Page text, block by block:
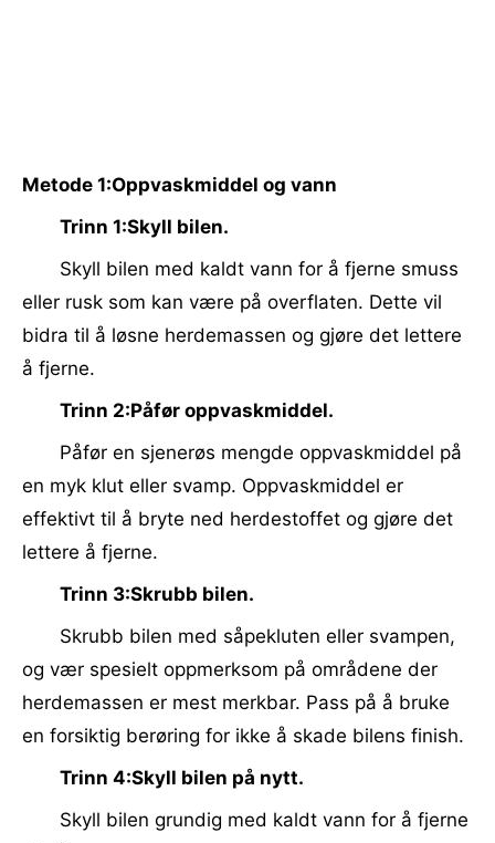
Metode 1:Oppvaskmiddel og vann
Trinn 1:Skyll bilen.
Skyll bilen med kaldt vann for å fjerne smuss
eller rusk som kan være på overflaten. Dette vil
bidra til å løsne herdemassen og gjøre det lettere
å fjerne.
Trinn 2:Påfør oppvaskmiddel.
Påfør en sjenerøs mengde oppvaskmiddel på
en myk klut eller svamp. Oppvaskmiddel er
effektivt til å bryte ned herdestoffet og gjøre det
lettere å fjerne.
Trinn 3:Skrubb bilen.
Skrubb bilen med såpekluten eller svampen,
og vær spesielt oppmerksom på områdene der
herdemassen er mest merkbar. Pass på å bruke
en forsiktig berøring for ikke å skade bilens finish.
Trinn 4:Skyll bilen på nytt.
Skyll bilen grundig med kaldt vann for å fjerne